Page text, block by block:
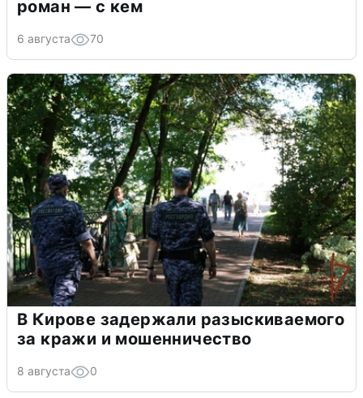
роман — с кем
6 августа 70
В Кирове задержали разыскиваемого
за кражи и мошенничество
8 августа 0